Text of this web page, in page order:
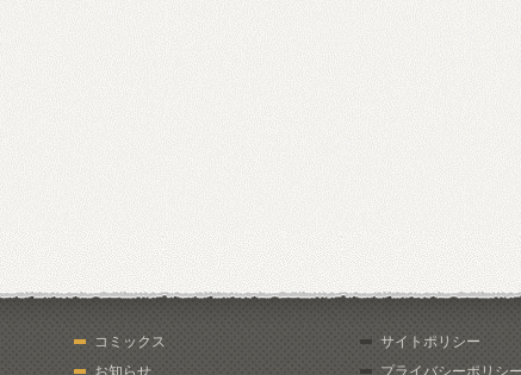
コミックス
お知らせ
サイトポリシー
プライバシーポリシー